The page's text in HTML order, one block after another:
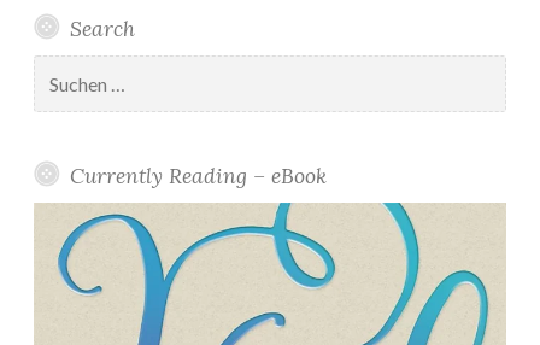
Search
nach:
Currently Reading – eBook